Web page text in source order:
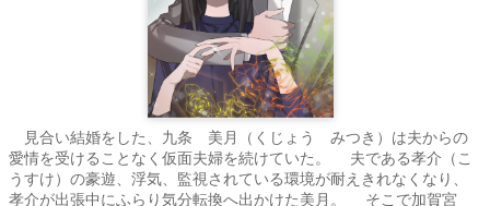
見合い結婚をした、九条 美月（くじょう みつき）は夫からの
愛情を受けることなく仮面夫婦を続けていた。 夫である孝介（こ
うすけ）の豪遊、浮気、監視されている環境が耐えきれなくなり、
孝介が出張中にふらり気分転換へ出かけた美月。 そこで加賀宮